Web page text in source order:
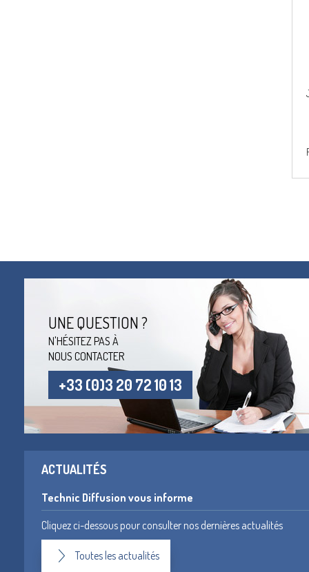
UNE QUESTION ?
N'HÉSITEZ PAS À
NOUS CONTACTER
+33 (0)3 20 72 10 13
ACTUALITÉS
Technic Diffusion vous informe
Cliquez ci-dessous pour consulter nos dernières actualités
Toutes les actualités